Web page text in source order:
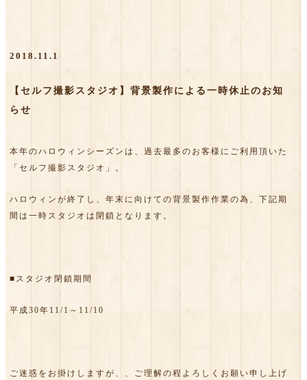
2018.11.1
【セルフ撮影スタジオ】背景製作による一時休止のお知
らせ
本年のハロウィンシーズンは、過去最多のお客様にご利用頂いた
「セルフ撮影スタジオ」。
ハロウィンが終了し、年末に向けての背景製作作業の為、下記期
間は一時スタジオは閉鎖となります。
■スタジオ閉鎖期間
平成30年11/1～11/10
ご迷惑をお掛けしますが、、ご理解の程よろしくお願い申し上げ